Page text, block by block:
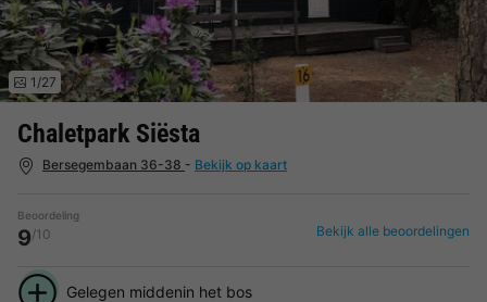
Chaletpark Siësta
Bersegembaan 36-38 - Bekijk op kaart
1/27
Beoordeling
9/10 Bekijk alle beoordelingen
Gelegen middenin het bos